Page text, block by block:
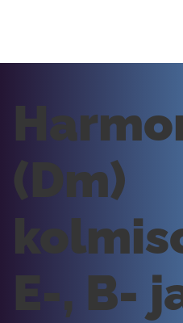
(Dm)
E-, B-